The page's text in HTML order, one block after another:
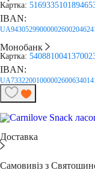
Картка:
IBAN:
Монобанк
Картка:
IBAN:
Доставка
Самовивіз з